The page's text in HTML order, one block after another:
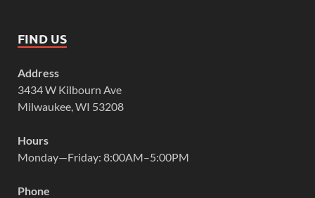
FIND US
Address
3434 W Kilbourn Ave
Milwaukee, WI 53208
Hours
Monday—Friday: 8:00AM–5:00PM
Phone